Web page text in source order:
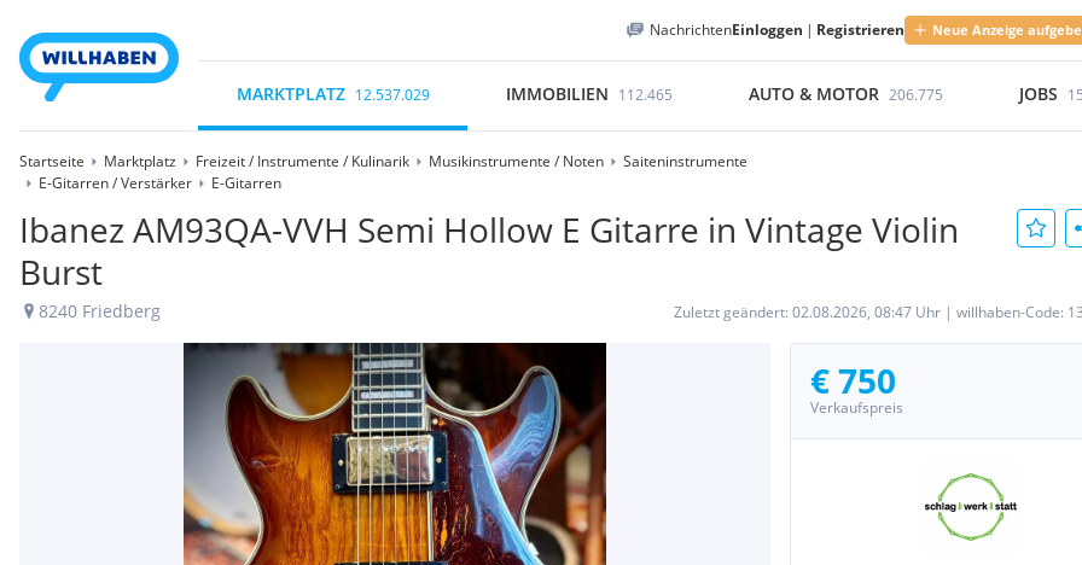
NachrichtenEinloggen | Registrieren Neue Anzeige
MARKTPLATZ 12.537.029 IMMOBILIEN 112.465 AUTO & MOTOR 206.775 JOBS
Startseite Marktplatz Freizeit / Instrumente / Kulinarik Musikinstrumente / Noten
Saiteninstrumente
E-Gitarren / Verstärker
E-Gitarren
Ibanez AM93QA-VVH Semi Hollow E Gitarre in Vintage Violin
Burst
8240 Friedberg Zuletzt geändert: 02.08.2026, 08:47 Uhr | willhaben-Code:
€ 750
Verkaufspreis